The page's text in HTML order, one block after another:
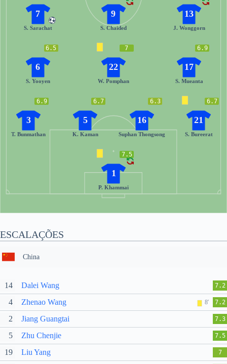
7.5
1
P. Khammai
6.9
3
T. Bunmathan
6.7
5
K. Kaman
6.3
16
Suphan Thongsong
6.7
21
S. Bureerat
6.5
6
S. Yooyen
7
22
W. Pomphan
6.9
17
S. Mueanta
7
S. Sarachat
9
S. Chaided
13
J. Wonggorn
ESCALAÇÕES
China
14 Dalei Wang 7.2
4 Zhenao Wang 8' 7.2
2 Jiang Guangtai 7.3
5 Zhu Chenjie 7.5
19 Liu Yang 7